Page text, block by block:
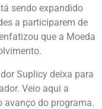
sendo expandido
a participarem de
que a Moeda
Suplicy deixa para
Veio aqui a
avanço do programa.